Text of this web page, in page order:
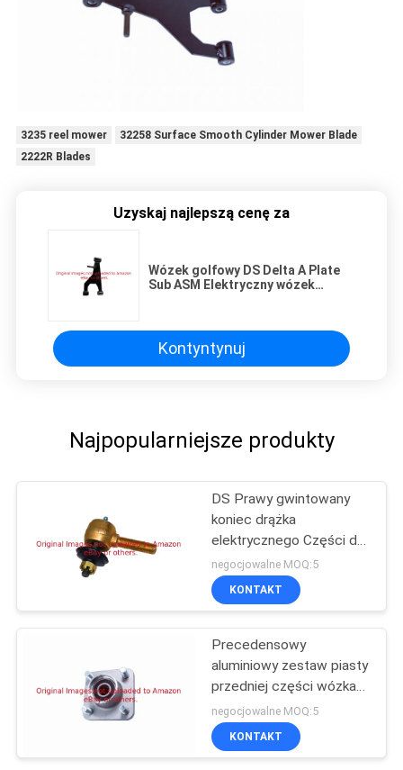
3235 reel mower
32258 Surface Smooth Cylinder Mower Blade
2222R Blades
Uzyskaj najlepszą cenę za
Wózek golfowy DS Delta A Plate
Sub ASM Elektryczny wózek
1993-UP
Kontyntynuj
Najpopularniejsze produkty
DS Prawy gwintowany
koniec drążka
elektrycznego Części do
wózków golfowych
G7539
negocjowalne MOQ:5
KONTAKT
Precedensowy
aluminiowy zestaw piasty
przedniej części wózka
golfowego G102357701
negocjowalne MOQ:5
KONTAKT